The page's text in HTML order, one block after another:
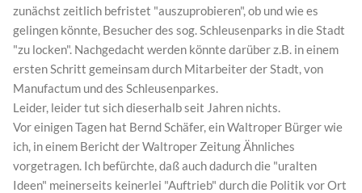
zunächst zeitlich befristet "auszuprobieren", ob und wie es
gelingen könnte, Besucher des sog. Schleusenparks in die Stadt
"zu locken". Nachgedacht werden könnte darüber z.B. in einem
ersten Schritt gemeinsam durch Mitarbeiter der Stadt, von
Manufactum und des Schleusenparkes.
Leider, leider tut sich dieserhalb seit Jahren nichts.
Vor einigen Tagen hat Bernd Schäfer, ein Waltroper Bürger wie
ich, in einem Bericht der Waltroper Zeitung Ähnliches
vorgetragen. Ich befürchte, daß auch dadurch die "uralten
Ideen" meinerseits keinerlei "Auftrieb" durch die Politik vor Ort